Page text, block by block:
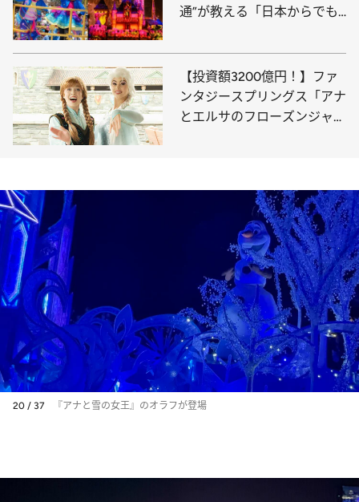
通”が教える「日本からでも
レード復活、グッズ、豪華す
ぎるビジュアル…
【投資額3200億円！】ファ
ンタジースプリングス「アナ
とエルサのフローズンジャー
20 / 37 『アナと雪の女王』のオラフが登場